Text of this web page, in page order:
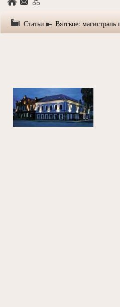
Статьи Вятское: магистраль